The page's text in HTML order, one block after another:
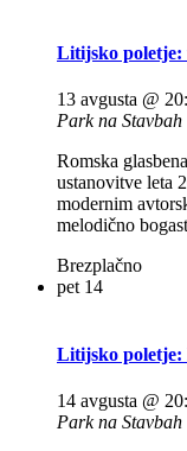
Litijsko poletje:
13 avgusta @
Park na Stavbah
Romska
ustanovitve leta
modernim
melodično
Brezplačno
pet 14
Litijsko poletje:
14 avgusta @
Park na Stavbah